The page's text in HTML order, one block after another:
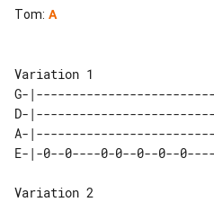
Tom: A
Variation 1
G-
D-
A-
E-|-0--0----0-0--0--0--